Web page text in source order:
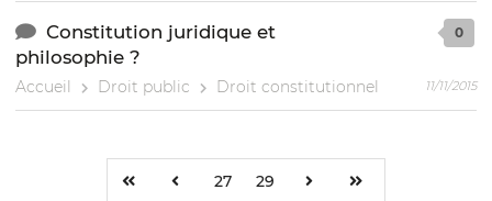
Constitution juridique et
philosophie ?
Accueil Droit public Droit constitutionnel
0
11/11/2015
27 29